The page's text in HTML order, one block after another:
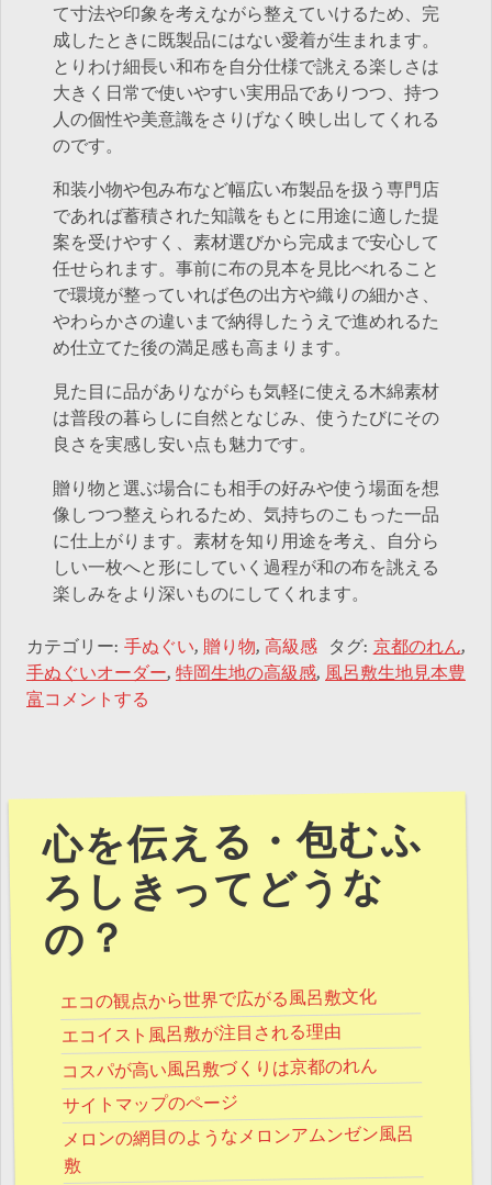
て寸法や印象を考えながら整えていけるため、完
成したときに既製品にはない愛着が生まれます。
とりわけ細長い和布を自分仕様で誂える楽しさは
大きく日常で使いやすい実用品でありつつ、持つ
人の個性や美意識をさりげなく映し出してくれる
のです。
和装小物や包み布など幅広い布製品を扱う専門店
であれば蓄積された知識をもとに用途に適した提
案を受けやすく、素材選びから完成まで安心して
任せられます。事前に布の見本を見比べれること
で環境が整っていれば色の出方や織りの細かさ、
やわらかさの違いまで納得したうえで進めれるた
め仕立てた後の満足感も高まります。
見た目に品がありながらも気軽に使える木綿素材
は普段の暮らしに自然となじみ、使うたびにその
良さを実感し安い点も魅力です。
贈り物と選ぶ場合にも相手の好みや使う場面を想
像しつつ整えられるため、気持ちのこもった一品
に仕上がります。素材を知り用途を考え、自分ら
しい一枚へと形にしていく過程が和の布を誂える
楽しみをより深いものにしてくれます。
カテゴリー: 手ぬぐい, 贈り物, 高級感 タグ: 京都のれん,
手ぬぐいオーダー, 特岡生地の高級感, 風呂敷生地見本豊
富 コメントする
心を伝える・包むふ
ろしきってどうな
の？
エコの観点から世界で広がる風呂敷文化
エコイスト風呂敷が注目される理由
コスパが高い風呂敷づくりは京都のれん
サイトマップのページ
メロンの網目のようなメロンアムンゼン風呂
敷